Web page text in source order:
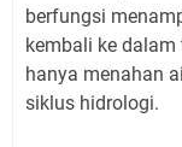
berfungsi
kembali ke
hanya menahan
siklus hidrologi.